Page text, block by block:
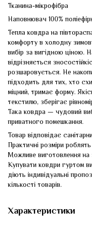
Тканина-мікрофібра
Наповнювач 100%
Тепла ковдра на
комфорту в холодну
вибір за вигідною ціною.
відрізняється
розшаровується. Не
підходить для тих, хто
міцний, тримає форму.
текстилю, зберігає
Така ковдра — чудовий
приватного помешкання.
Товар відповідає
Практичні розміри
Можливе виготовлення на
Купувати ковдри гуртом
діють індивідуальні
кількості товарів.
Характеристики